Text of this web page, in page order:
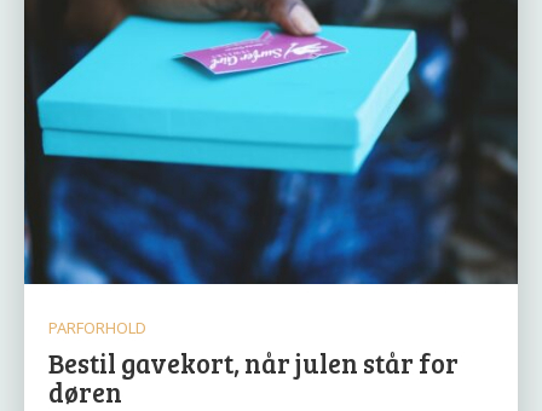
PARFORHOLD
Bestil gavekort, når julen står for
døren